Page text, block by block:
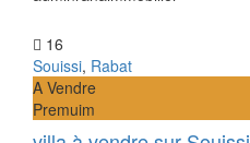
16
Souissi, Rabat
A Vendre
Premuim